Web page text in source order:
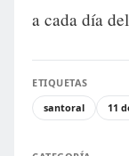
a cada día
ETIQUETAS
santoral
11